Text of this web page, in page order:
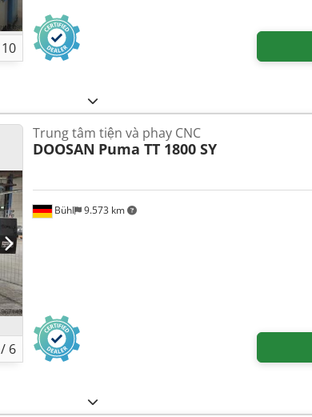
10
/ 6
Bühl 9.573 km
Trung tâm tiện và phay CNC
DOOSAN Puma TT 1800 SY